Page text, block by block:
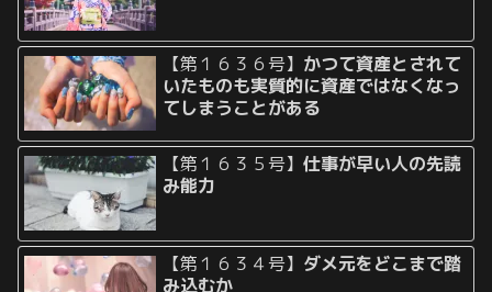
【第１６３６号】 かつて資産とされて
いたものも実質的に資産ではなくなっ
てしまうことがある
【第１６３５号】仕事が早い人の先読
み能力
【第１６３４号】 ダメ元をどこまで踏
み込むか